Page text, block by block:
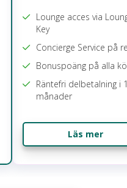
Lounge acces via
Key
Concierge Service på
Bonuspoäng på alla
Räntefri delbetalning i
månader
Läs mer